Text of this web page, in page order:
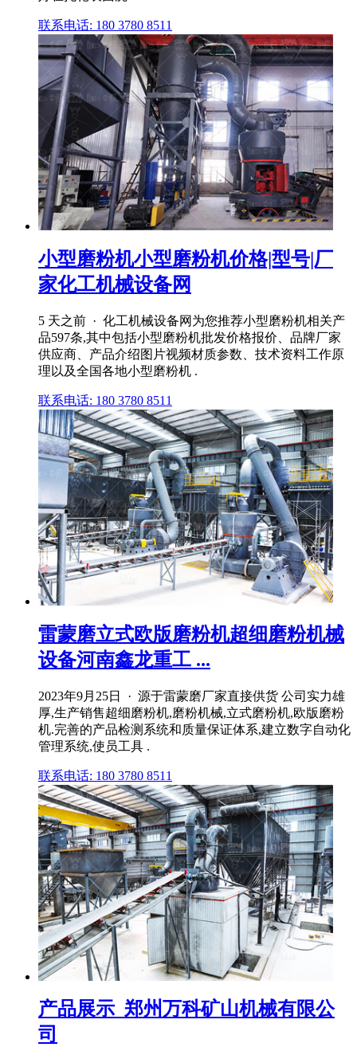
联系电话: 180 3780 8511
小型磨粉机小型磨粉机价格|型号|厂
家化工机械设备网
5 天之前 · 化工机械设备网为您推荐小型磨粉机相关产
品597条,其中包括小型磨粉机批发价格报价、品牌厂家
供应商、产品介绍图片视频材质参数、技术资料工作原
理以及全国各地小型磨粉机 .
联系电话: 180 3780 8511
雷蒙磨立式欧版磨粉机超细磨粉机械
设备河南鑫龙重工 ...
2023年9月25日 · 源于雷蒙磨厂家直接供货 公司实力雄
厚,生产销售超细磨粉机,磨粉机械,立式磨粉机,欧版磨粉
机.完善的产品检测系统和质量保证体系,建立数字自动化
管理系统,使员工具 .
联系电话: 180 3780 8511
产品展示_郑州万科矿山机械有限公
司